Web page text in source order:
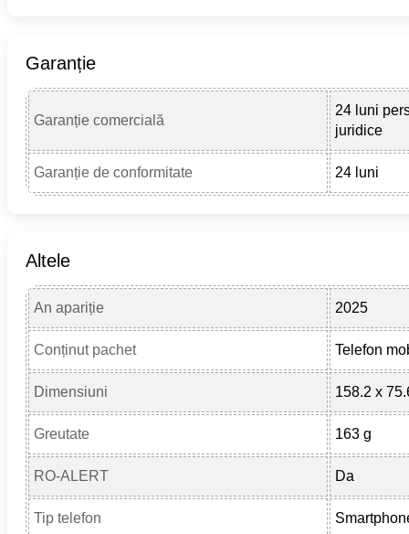
Garanție
Garanție comercială
24 luni
juridice
Garanție de conformitate 24 luni
Altele
An apariție 2025
Conținut pachet Telefon
Dimensiuni 158.2 x
Greutate 163 g
RO-ALERT Da
Tip telefon